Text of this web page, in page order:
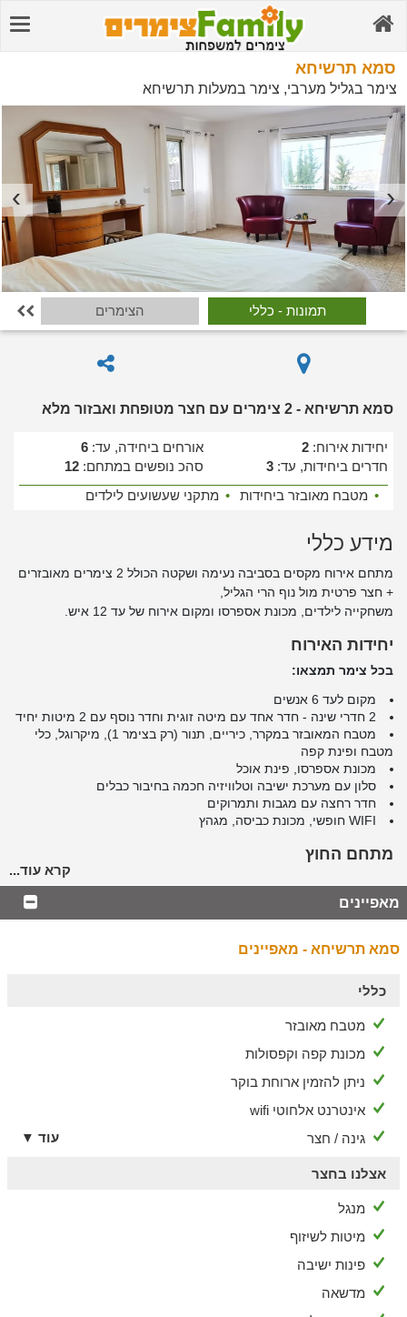
סמא תרשיחא
צימר בגליל מערבי, צימר במעלות תרשיחא
תמונות - כללי הצימרים 
סמא תרשיחא - 2 צימרים עם חצר מטופחת ואבזור מלא
יחידות אירוח: 2 אורחים ביחידה, עד: 6
חדרים ביחידות, עד: 3 סהכ נופשים במתחם: 12
• מטבח מאובזר ביחידות • מתקני שעשועים לילדים
מידע כללי
מתחם אירוח מקסים בסביבה נעימה ושקטה הכולל 2 צימרים מאובזרים
+ חצר פרטית מול נוף הרי הגליל,
משחקייה לילדים, מכונת אספרסו ומקום אירוח של עד 12 איש.
יחידות האירוח
בכל צימר תמצאו:
מקום לעד 6 אנשים
2 חדרי שינה - חדר אחד עם מיטה זוגית וחדר נוסף עם 2 מיטות יחיד
מטבח המאובזר במקרר, כיריים, תנור (רק בצימר 1), מיקרוגל, כלי
מטבח ופינת קפה
מכונת אספרסו, פינת אוכל
סלון עם מערכת ישיבה וטלוויזיה חכמה בחיבור כבלים
חדר רחצה עם מגבות ותמרוקים
WIFI חופשי, מכונת כביסה, מגהץ
מתחם החוץ
בכל צימר תיהנו מחצר פרטית הכוללת
* ניתן להזמין ארוחות בוקר בתיאום מראש ובתוספת תשלום.
* לנוחות הציבור הדתי בצימרים פלטת שבת.
קרא עוד...
מאפיינים
סמא תרשיחא - מאפיינים
כללי
מטבח מאובזר
מכונת קפה וקפסולות
ניתן להזמין ארוחת בוקר
אינטרנט אלחוטי wifi
גינה / חצר
עוד ▼
אצלנו בחצר
מנגל
מיטות לשיזוף
פינות ישיבה
מדשאה